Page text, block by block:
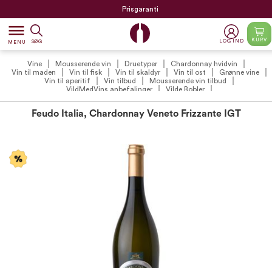
Prisgaranti
dehaze
MENU SØG LOG IND KURV
Vine Mousserende vin Druetyper
Chardonnay hvidvin
Vin til maden
Vin til fisk Vin til skaldyr Vin til ost
Grønne vine
Vin til aperitif
Vin tilbud
Mousserende vin tilbud
VildMedVins anbefalinger
Vilde Bobler
Feudo Italia, Chardonnay Veneto Frizzante IGT